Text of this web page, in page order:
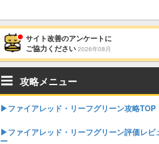
サイト改善のアンケートに
ご協力ください 2026年08月
攻略メニュー
▶︎ファイアレッド・リーフグリーン攻略TOP
▶︎ファイアレッド・リーフグリーン評価レビ
ー